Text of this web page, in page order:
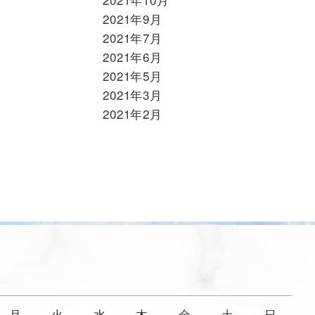
2021年9月
2021年7月
2021年6月
2021年5月
2021年3月
2021年2月